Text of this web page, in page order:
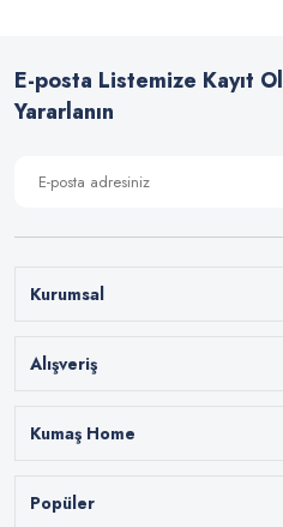
E-posta Listemize Kayıt
Yararlanın
Kurumsal
Alışveriş
Kumaş Home
Popüler